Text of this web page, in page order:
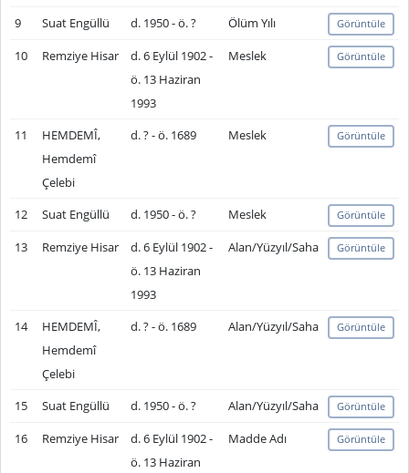
9 Suat Engüllü d. 1950 - ö. ? Ölüm Yılı Görüntüle
10 Remziye Hisar
d. 6 Eylül 1902 -
ö. 13 Haziran
1993
Meslek Görüntüle
11
HEMDEMÎ,
Hemdemî
Çelebi
d. ? - ö. 1689 Meslek Görüntüle
12 Suat Engüllü d. 1950 - ö. ? Meslek Görüntüle
13 Remziye Hisar
d. 6 Eylül 1902 -
ö. 13 Haziran
1993
Alan/Yüzyıl/Saha Görüntüle
14
HEMDEMÎ,
Hemdemî
Çelebi
d. ? - ö. 1689 Alan/Yüzyıl/Saha Görüntüle
15 Suat Engüllü d. 1950 - ö. ? Alan/Yüzyıl/Saha Görüntüle
16 Remziye Hisar
d. 6 Eylül 1902 -
ö. 13 Haziran
Madde Adı Görüntüle